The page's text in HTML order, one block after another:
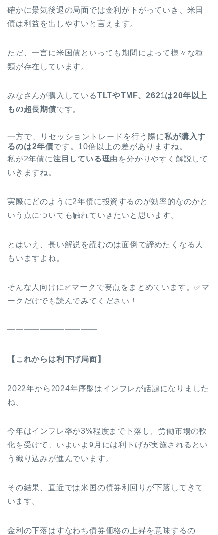
確かに景気後退の局面では金利が下がっていき、米国
債は利益を出しやすいと言えます。
ただ、一言に米国債といっても期間によって様々な種
類が存在しています。
みなさんが購入しているTLTやTMF、2621は20年以上
もの超長期債です。
一方で、リセッショントレードを行う際に私が購入す
るのは2年債です。10倍以上の差がありますね。
私が2年債に注目している理由 を分かりやすく解説して
いきますね。
実際にどのように2年債に投資するのが効率的なのかと
いう点についても触れていきたいと思います。
とはいえ、長い解説を読むのは面倒で諦めたくなる人
もいますよね。
そんな人向けに✅マークで要点をまとめています。✅マ
ークだけでも読んでみてください！
━━━━━━━━━━━
【これからは利下げ局面】
2022年から2024年序盤はインフレが話題になりました
ね。
今年はインフレ率が3%程度まで下落し、労働市場の軟
化を受けて、いよいよ9月には利下げが実施されるとい
う織り込みが進んでいます。
その結果、直近では米国の債券利回りが下落してきて
います。
金利の下落はすなわち債券価格の上昇を意味するの